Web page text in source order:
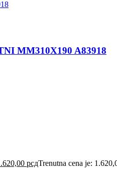
MM310X190 A83918
рсдTrenutna cena je: